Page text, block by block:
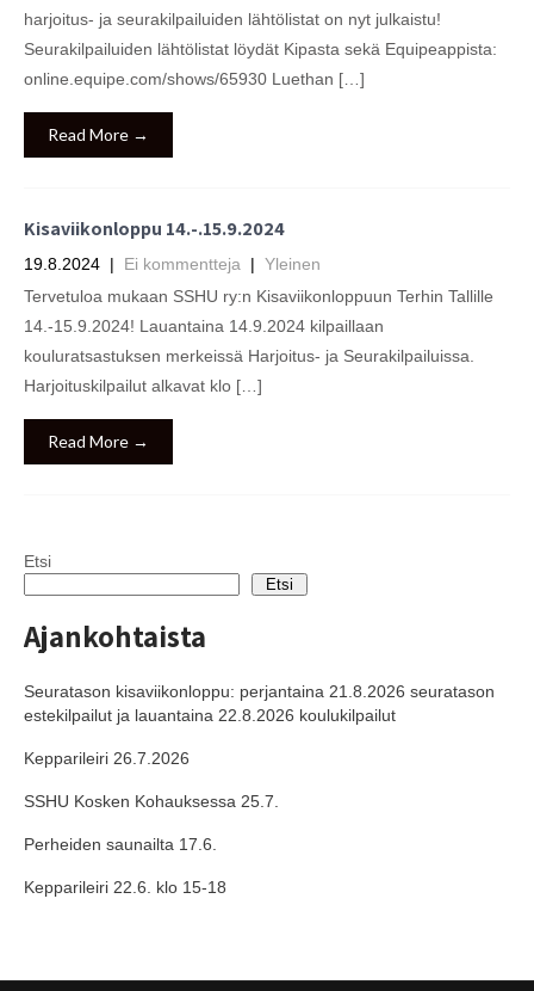
harjoitus- ja seurakilpailuiden lähtölistat on nyt julkaistu!
Seurakilpailuiden lähtölistat löydät Kipasta sekä Equipeappista:
online.equipe.com/shows/65930 Luethan […]
Read More →
Kisaviikonloppu 14.-.15.9.2024
19.8.2024 | Ei kommentteja | Yleinen
Tervetuloa mukaan SSHU ry:n Kisaviikonloppuun Terhin Tallille
14.-15.9.2024! Lauantaina 14.9.2024 kilpaillaan
kouluratsastuksen merkeissä Harjoitus- ja Seurakilpailuissa.
Harjoituskilpailut alkavat klo […]
Read More →
Etsi
Etsi
Ajankohtaista
Seuratason kisaviikonloppu: perjantaina 21.8.2026 seuratason
estekilpailut ja lauantaina 22.8.2026 koulukilpailut
Kepparileiri 26.7.2026
SSHU Kosken Kohauksessa 25.7.
Perheiden saunailta 17.6.
Kepparileiri 22.6. klo 15-18